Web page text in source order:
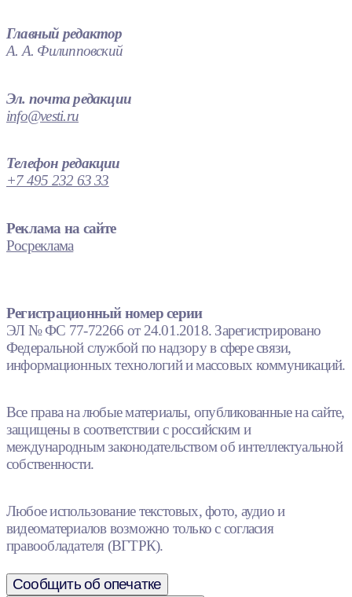
Главный редактор
А. А. Филипповский
Эл. почта редакции
info@vesti.ru
Телефон редакции
+7 495 232 63 33
Реклама на сайте
Росреклама
Регистрационный номер серии
ЭЛ № ФС 77-72266 от 24.01.2018. Зарегистрировано
Федеральной службой по надзору в сфере связи,
информационных технологий и массовых коммуникаций.
Все права на любые материалы, опубликованные на сайте,
защищены в соответствии с российским и
международным законодательством об интеллектуальной
собственности.
Любое использование текстовых, фото, аудио и
видеоматериалов возможно только с согласия
правообладателя (ВГТРК).
Сообщить об опечатке